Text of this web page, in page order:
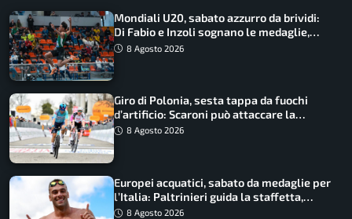
Mondiali U20, sabato azzurro da brividi:
Di Fabio e Inzoli sognano le medaglie,
Castellani e Succo in finale
8 Agosto 2026
Giro di Polonia, sesta tappa da fuochi
d’artificio: Scaroni può attaccare la
maglia di Lemmen
8 Agosto 2026
Europei acquatici, sabato da medaglie per
l’Italia: Paltrinieri guida la staffetta,
Barnabà sogna l’oro dalle grandi altezze
8 Agosto 2026